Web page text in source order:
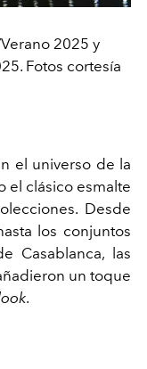
2025 y
Fotos cortesía
el universo de la
el clásico esmalte
Desde
los conjuntos
Casablanca, las
un toque
.